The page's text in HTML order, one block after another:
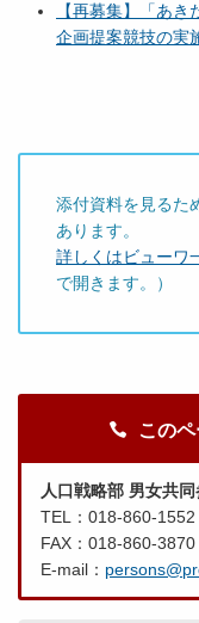
【再募集】「あ
企画提案競技の実
添付資料を見るた
あります。
詳しくはビューワ
で開きます。）
この
人口戦略部 男女共
TEL：018-860-1552
FAX：018-860-3870
E-mail：